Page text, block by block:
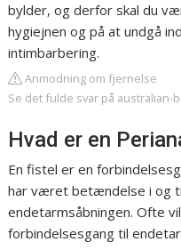
bylder, og derfor skal du
hygiejnen og på at undgå
intimbarbering.
Anmodning om fjernelse
Se det fulde svar på australian-
Hvad er en
En fistel er en
har været betændelse i og
endetarmsåbningen. Ofte
forbindelsesgang til